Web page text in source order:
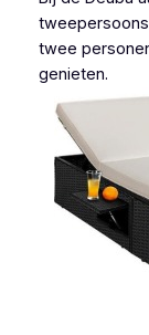
twee
genieten.